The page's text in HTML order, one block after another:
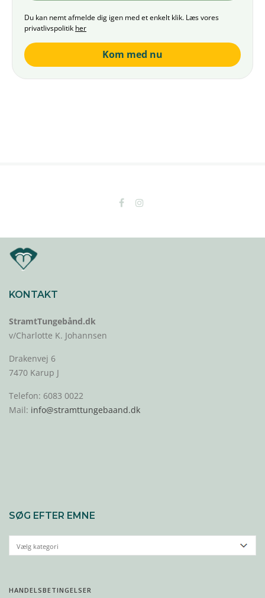
Du kan nemt afmelde dig igen med et enkelt klik. Læs vores
privatlivspolitik her
Kom med nu
KONTAKT
StramtTungebånd.dk
v/Charlotte K. Johannsen
Drakenvej 6
7470 Karup J
Telefon: 6083 0022
Mail: info@stramttungebaand.dk
SØG EFTER EMNE
HANDELSBETINGELSER